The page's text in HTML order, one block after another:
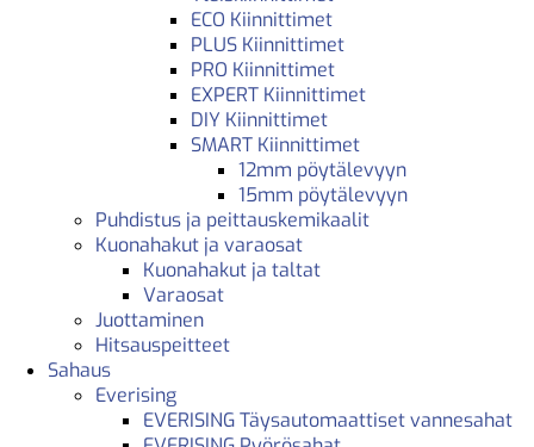
ECO Kiinnittimet
PLUS Kiinnittimet
PRO Kiinnittimet
EXPERT Kiinnittimet
DIY Kiinnittimet
SMART Kiinnittimet
12mm pöytälevyyn
15mm pöytälevyyn
Puhdistus ja peittauskemikaalit
Kuonahakut ja varaosat
Kuonahakut ja taltat
Varaosat
Juottaminen
Hitsauspeitteet
Sahaus
Everising
EVERISING Täysautomaattiset vannesahat